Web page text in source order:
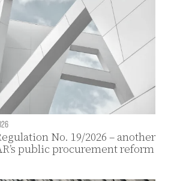
No. 19/2026 – another
public procurement reform